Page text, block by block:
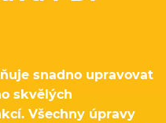
snadno upravovat
skvělých
Všechny úpravy